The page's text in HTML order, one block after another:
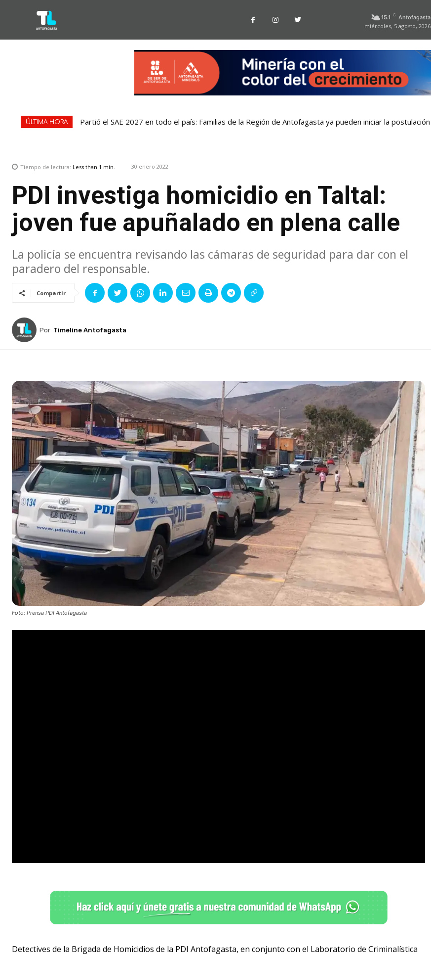
15.1 C Antofagasta
miércoles, 5 agosto, 2026
ÚLTIMA HORA Partió el SAE 2027 en todo el país: Familias de la Región de Antofagasta ya pueden iniciar la postulación
Tiempo de lectura: Less than 1 min. 30 enero 2022
PDI investiga homicidio en Taltal:
joven fue apuñalado en plena calle
La policía se encuentra revisando las cámaras de seguridad para dar con el
paradero del responsable.
Compartir
Por Timeline Antofagasta
Foto: Prensa PDI Antofagasta
Detectives de la Brigada de Homicidios de la PDI Antofagasta, en conjunto con el Laboratorio de Criminalística